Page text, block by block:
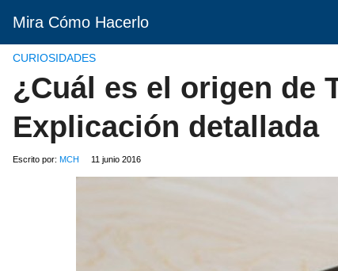
Mira Cómo Hacerlo
CURIOSIDADES
¿Cuál es el origen de
Explicación detallada
Escrito por: MCH 11 junio 2016